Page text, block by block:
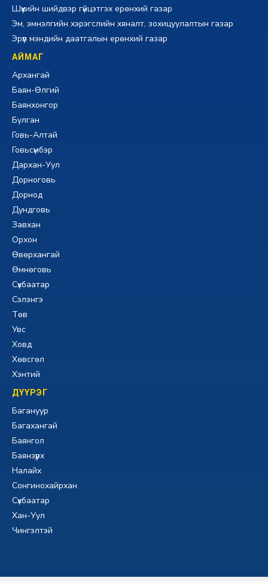
Шүүхийн шийдвэр гүйцэтгэх ерөнхий газар
Эм, эмнэлгийн хэрэгслийн хяналт, зохицуулалтын газар
Эрүүл мэндийн даатгалын ерөнхий газар
АЙМАГ
Архангай
Баян-Өлгий
Баянхонгор
Булган
Говь-Алтай
Говьсүмбэр
Дархан-Уул
Дорноговь
Дорнод
Дундговь
Завхан
Орхон
Өвөрхангай
Өмнөговь
Сүхбаатар
Сэлэнгэ
Төв
Увс
Ховд
Хөвсгөл
Хэнтий
ДҮҮРЭГ
Багануур
Багахангай
Баянгол
Баянзүрх
Налайх
Сонгинохайрхан
Сүхбаатар
Хан-Уул
Чингэлтэй